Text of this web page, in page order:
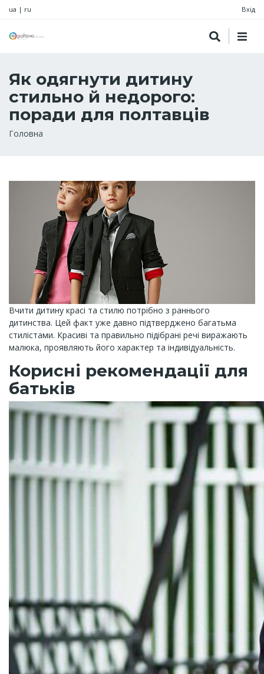
ua | ru Вхід
Як одягнути дитину
стильно й недорого:
поради для полтавців
Рядок
Головна
Вчити дитину красі та стилю потрібно з раннього
дитинства. Цей факт уже давно підтверджено багатьма
стилістами. Красиві та правильно підібрані речі виражають
малюка, проявляють його характер та індивідуальність.
Корисні рекомендації для
батьків